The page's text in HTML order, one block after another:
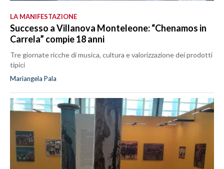
LA MANIFESTAZIONE
Successo a Villanova Monteleone: “Chenamos in
Carrela” compie 18 anni
Tre giornate ricche di musica, cultura e valorizzazione dei prodotti
tipici
Mariangela Pala